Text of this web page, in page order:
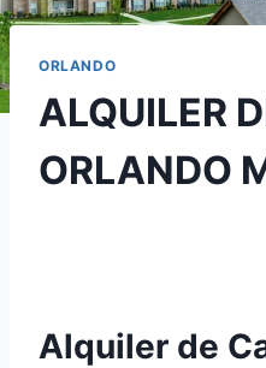
ORLANDO
ALQUILER
ORLANDO
Alquiler de